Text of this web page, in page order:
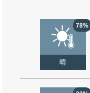
78%
晴